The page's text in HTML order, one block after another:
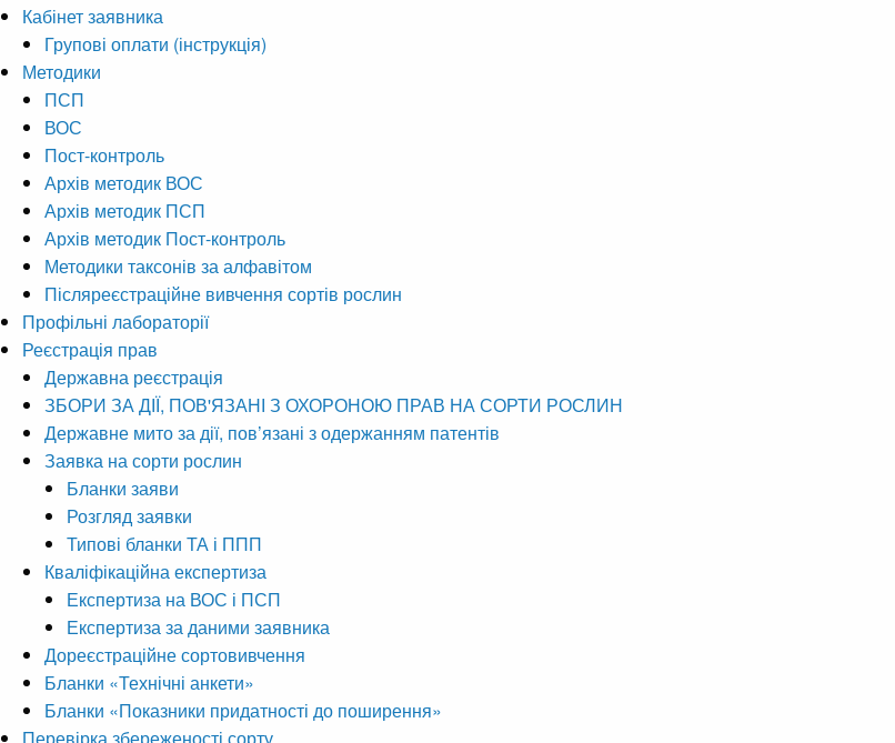
Кабінет заявника
Групові оплати (інструкція)
Методики
ПСП
ВОС
Пост-контроль
Архів методик ВОС
Архів методик ПСП
Архів методик Пост-контроль
Методики таксонів за алфавітом
Післяреєстраційне вивчення сортів рослин
Профільні лабораторії
Реєстрація прав
Державна реєстрація
ЗБОРИ ЗА ДІЇ, ПОВ'ЯЗАНІ З ОХОРОНОЮ ПРАВ НА СОРТИ РОСЛИН
Державне мито за дії, пов’язані з одержанням патентів
Заявка на сорти рослин
Бланки заяви
Розгляд заявки
Типові бланки ТА і ППП
Кваліфікаційна експертиза
Експертиза на ВОС і ПСП
Експертиза за даними заявника
Дореєстраційне сортовивчення
Бланки «Технічні анкети»
Бланки «Показники придатності до поширення»
Перевірка збереженості сорту